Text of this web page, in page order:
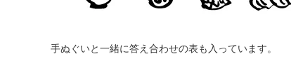
手ぬぐいと一緒に答え合わせの表も入っています。